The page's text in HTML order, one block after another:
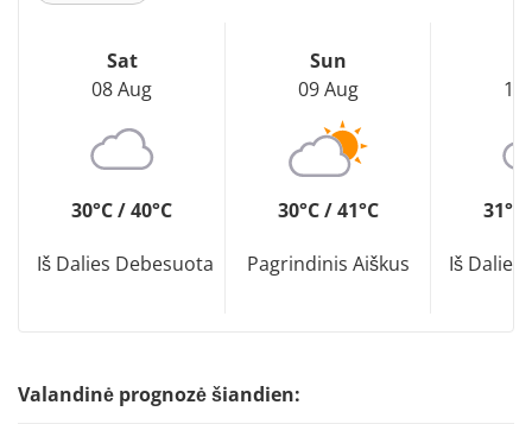
Sat
08 Aug
30°C / 40°C
Iš Dalies Debesuota
Sun
09 Aug
30°C / 41°C
Pagrindinis Aiškus
10
31°C
Iš Dalies
Valandinė prognozė šiandien: